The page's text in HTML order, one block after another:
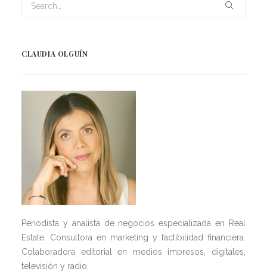
CLAUDIA OLGUÍN
Periodista y analista de negocios especializada en Real
Estate. Consultora en marketing y factibilidad financiera.
Colaboradora editorial en medios impresos, digitales,
televisión y radio.